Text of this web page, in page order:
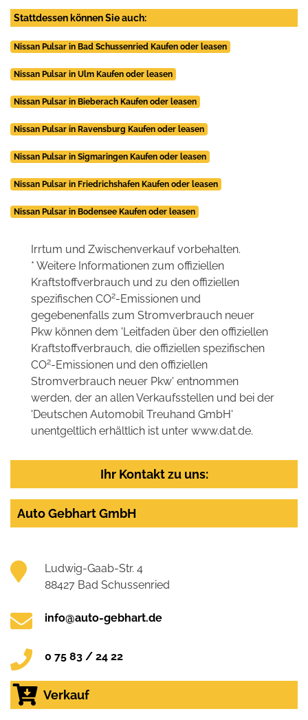
Stattdessen können Sie auch:
Nissan Pulsar in Bad Schussenried Kaufen oder leasen
Nissan Pulsar in Ulm Kaufen oder leasen
Nissan Pulsar in Bieberach Kaufen oder leasen
Nissan Pulsar in Ravensburg Kaufen oder leasen
Nissan Pulsar in Sigmaringen Kaufen oder leasen
Nissan Pulsar in Friedrichshafen Kaufen oder leasen
Nissan Pulsar in Bodensee Kaufen oder leasen
Irrtum und Zwischenverkauf vorbehalten.
* Weitere Informationen zum offiziellen
Kraftstoffverbrauch und zu den offiziellen
spezifischen CO2-Emissionen und
gegebenenfalls zum Stromverbrauch neuer
Pkw können dem 'Leitfaden über den offiziellen
Kraftstoffverbrauch, die offiziellen spezifischen
CO2-Emissionen und den offiziellen
Stromverbrauch neuer Pkw' entnommen
werden, der an allen Verkaufsstellen und bei der
'Deutschen Automobil Treuhand GmbH'
unentgeltlich erhältlich ist unter www.dat.de.
Ihr Kontakt zu uns:
Auto Gebhart GmbH
Ludwig-Gaab-Str. 4
88427 Bad Schussenried
info@auto-gebhart.de
0 75 83 / 24 22
Verkauf